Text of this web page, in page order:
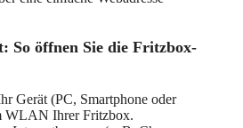
So öffnen Sie die Fritzbox-
Gerät (PC, Smartphone oder
WLAN Ihrer Fritzbox.